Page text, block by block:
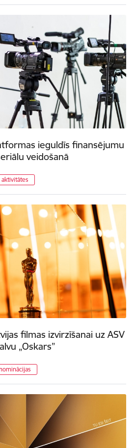
ieguldīs finansējumu
veidošanā
filmas izvirzīšanai uz ASV
„Oskars”